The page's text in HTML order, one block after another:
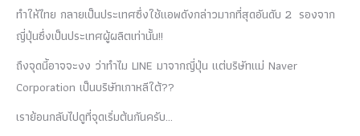
ทำให้ไทย กลายเป็นประเทศซึ่งใช้แอพดังกล่าวมากที่สุดอันดับ 2 รองจาก
ญี่ปุ่นซึ่งเป็นประเทศผู้ผลิตเท่านั้น!!
ถึงจุดนี้อาจจะงง ว่าทำไม LINE มาจากญี่ปุ่น แต่บริษัทแม่ Naver
Corporation เป็นบริษัทเกาหลีใต้??
เราย้อนกลับไปดูที่จุดเริ่มต้นกันครับ…